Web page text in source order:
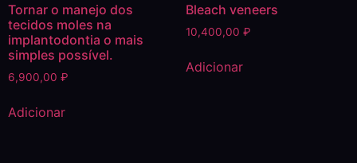
Tornar o manejo dos
tecidos moles na
implantodontia o mais
simples possível.
6,900,00 ₽
Adicionar
Bleach veneers
10,400,00 ₽
Adicionar